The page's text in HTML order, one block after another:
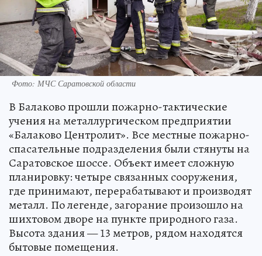
Фото: МЧС Саратовской области
В Балаково прошли пожарно-тактические
учения на металлургическом предприятии
«Балаково Центролит». Все местные пожарно-
спасательные подразделения были стянуты на
Саратовское шоссе. Объект имеет сложную
планировку: четыре связанных сооружения,
где принимают, перерабатывают и производят
металл. По легенде, загорание произошло на
шихтовом дворе на пункте природного газа.
Высота здания — 13 метров, рядом находятся
бытовые помещения.